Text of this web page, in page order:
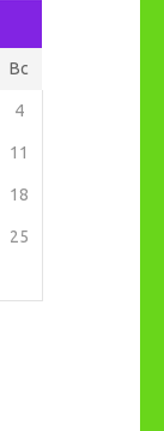
Вс
4
11
18
25